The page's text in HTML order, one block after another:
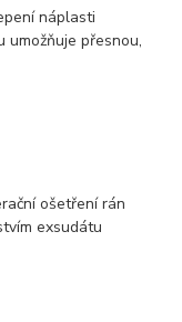
náplasti
umožňuje přesnou,
ošetření rán
exsudátu